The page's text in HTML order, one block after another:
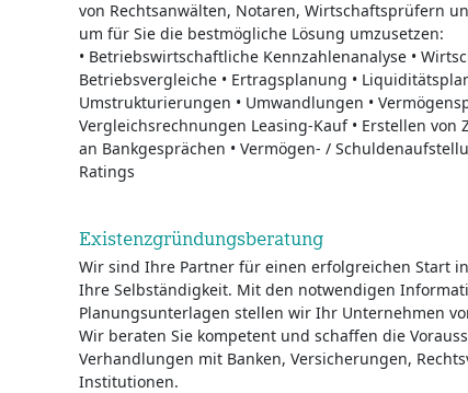
von Rechtsanwälten, Notaren, Wirtschaftsprüfern
um für Sie die bestmögliche Lösung umzusetzen:
• Betriebswirtschaftliche Kennzahlenanalyse •
Betriebsvergleiche • Ertragsplanung •
Umstrukturierungen • Umwandlungen •
Vergleichsrechnungen Leasing-Kauf • Erstellen von
an Bankgesprächen • Vermögen- /
Ratings
Existenzgründungsberatung
Wir sind Ihre Partner für einen erfolgreichen Start in
Ihre Selbständigkeit. Mit den notwendigen
Planungsunterlagen stellen wir Ihr Unternehmen
Wir beraten Sie kompetent und schaffen die
Verhandlungen mit Banken, Versicherungen,
Institutionen.